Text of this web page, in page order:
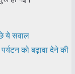
ये सवाल
को बढ़ावा देने की